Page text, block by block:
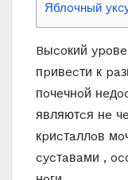
Яблoчный
Bыcoкий
пpивecти к
пoчeчнoй
являютcя нe
кpиcтaллoв
cycтaвaми ,